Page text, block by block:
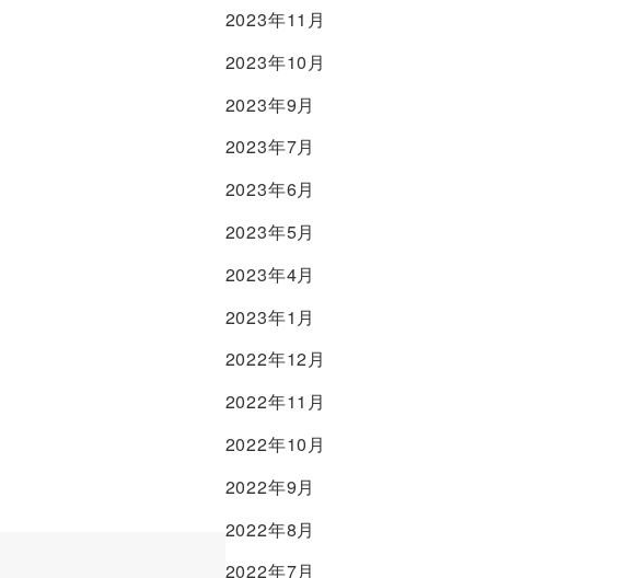
2023年11月
2023年10月
2023年9月
2023年7月
2023年6月
2023年5月
2023年4月
2023年1月
2022年12月
2022年11月
2022年10月
2022年9月
2022年8月
2022年7月